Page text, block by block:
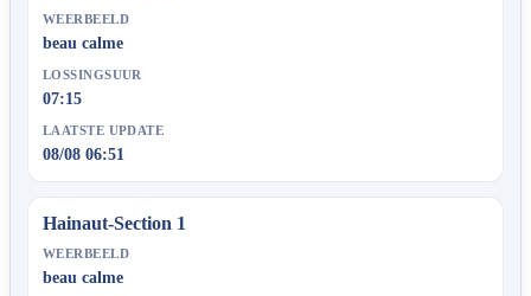
WEERBEELD
beau calme
LOSSINGSUUR
07:15
LAATSTE UPDATE
08/08 06:51
Hainaut-Section 1
WEERBEELD
beau calme